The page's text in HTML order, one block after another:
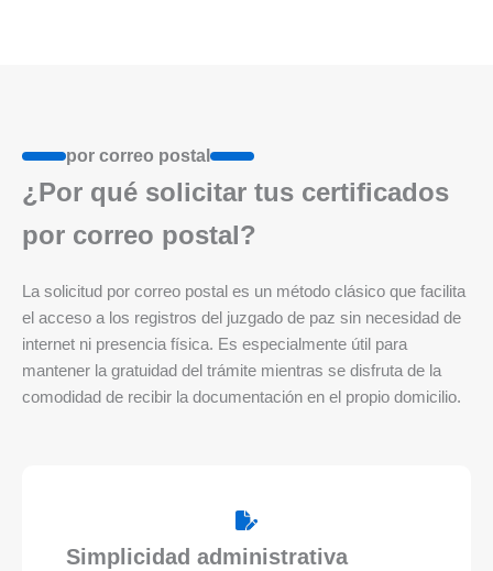
por correo postal
¿Por qué solicitar tus certificados
por correo postal?
La solicitud por correo postal es un método clásico que facilita
el acceso a los registros del juzgado de paz sin necesidad de
internet ni presencia física. Es especialmente útil para
mantener la gratuidad del trámite mientras se disfruta de la
comodidad de recibir la documentación en el propio domicilio.
Simplicidad administrativa